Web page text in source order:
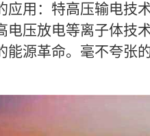
应用：特高压输电技
电压放电等离子体技
能源革命。毫不夸张